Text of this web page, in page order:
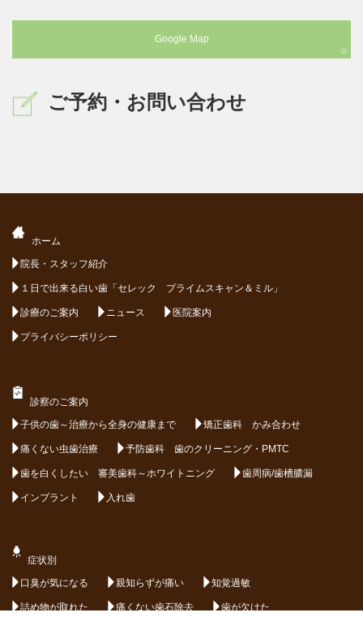
Google Map
ご予約・お問い合わせ
ホーム
院長・スタッフ紹介
１日で出来る白い歯「セレック プライムスキャン＆ミル」
診療のご案内 ニュース 医院案内
プライバシーポリシー
診察のご案内
子供の歯～治療から全身の健康まで
矯正歯科 かみ合わせ
痛くない虫歯治療 予防歯科 歯のクリーニング・PMTC
歯を白くしたい 審美歯科～ホワイトニング 歯周病/歯槽膿漏
インプラント 入れ歯
症状別
口臭が気になる
親知らずが痛い 知覚過敏
詰め物が取れた 痛くない歯石除去 歯が欠けた